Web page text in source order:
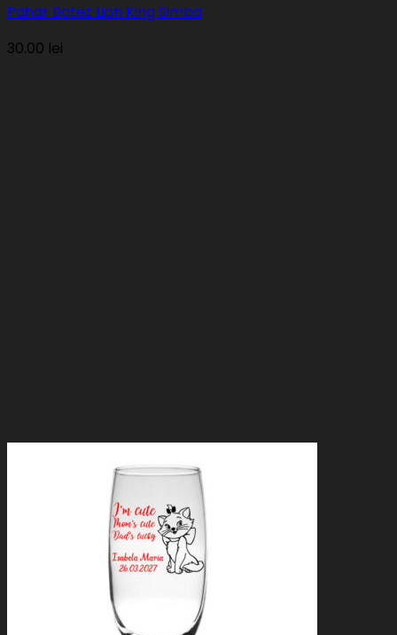
Pahar Botez Lion King Simba
30.00 lei